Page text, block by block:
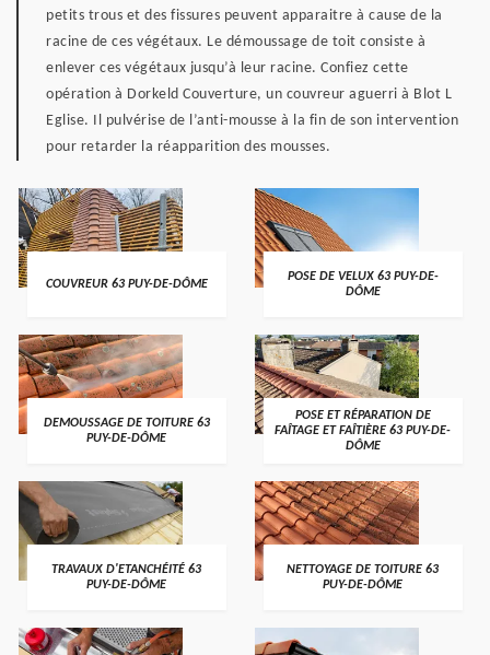
petits trous et des fissures peuvent apparaitre à cause de la
racine de ces végétaux. Le démoussage de toit consiste à
enlever ces végétaux jusqu’à leur racine. Confiez cette
opération à Dorkeld Couverture, un couvreur aguerri à Blot L
Eglise. Il pulvérise de l’anti-mousse à la fin de son intervention
pour retarder la réapparition des mousses.
COUVREUR 63 PUY-DE-DÔME
POSE DE VELUX 63 PUY-DE-
DÔME
DEMOUSSAGE DE TOITURE 63
PUY-DE-DÔME
POSE ET RÉPARATION DE
FAÎTAGE ET FAÎTIÈRE 63 PUY-DE-
DÔME
TRAVAUX D'ETANCHÉITÉ 63
PUY-DE-DÔME
NETTOYAGE DE TOITURE 63
PUY-DE-DÔME